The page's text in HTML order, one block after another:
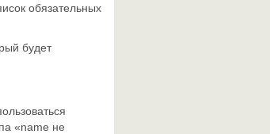
обязательных
будет
«name не